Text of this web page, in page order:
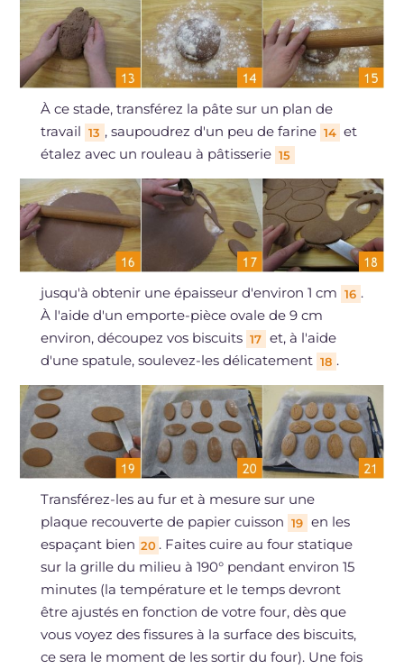
À ce stade, transférez la pâte sur un plan de
travail 13 , saupoudrez d'un peu de farine 14 et
étalez avec un rouleau à pâtisserie 15
jusqu'à obtenir une épaisseur d'environ 1 cm 16 .
À l'aide d'un emporte-pièce ovale de 9 cm
environ, découpez vos biscuits 17 et, à l'aide
d'une spatule, soulevez-les délicatement 18 .
Transférez-les au fur et à mesure sur une
plaque recouverte de papier cuisson 19 en les
espaçant bien 20 . Faites cuire au four statique
sur la grille du milieu à 190° pendant environ 15
minutes (la température et le temps devront
être ajustés en fonction de votre four, dès que
vous voyez des fissures à la surface des biscuits,
ce sera le moment de les sortir du four). Une fois